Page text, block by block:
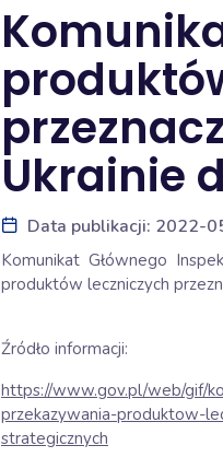
Ukrainie
Data publikacji: 2022-
Komunikat Głównego
produktów leczniczych
Źródło informacji:
https://www.gov.pl/web/gif/
przekazywania-produktow-
strategicznych